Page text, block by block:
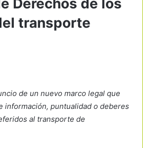
Derechos de los
transporte
de un nuevo marco legal que
información, puntualidad o deberes
al transporte de